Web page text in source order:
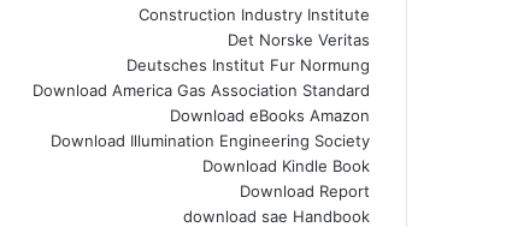
Construction Industry Institute
Det Norske Veritas
Deutsches Institut Fur Normung
Download America Gas Association Standard
Download eBooks Amazon
Download Illumination Engineering Society
Download Kindle Book
Download Report
download sae Handbook